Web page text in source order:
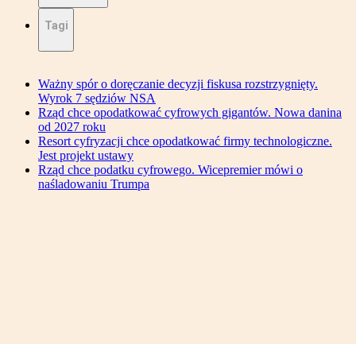
Tagi
Ważny spór o doręczanie decyzji fiskusa rozstrzygnięty.
Wyrok 7 sędziów NSA
Rząd chce opodatkować cyfrowych gigantów. Nowa danina
od 2027 roku
Resort cyfryzacji chce opodatkować firmy technologiczne.
Jest projekt ustawy
Rząd chce podatku cyfrowego. Wicepremier mówi o
naśladowaniu Trumpa